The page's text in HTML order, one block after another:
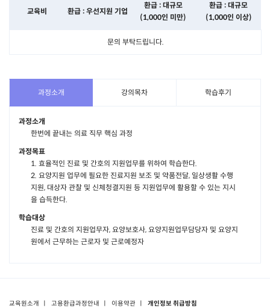
교육비 환급 : 우선지원 기업
환급 : 대규모
(1,000인 미만)
환급 : 대규모
(1,000인 이상)
문의 부탁드립니다.
과정소개 강의목차 학습후기
과정소개
한번에 끝내는 의료 직무 핵심 과정
과정목표
1. 효율적인 진료 및 간호의 지원업무를 위하여 학습한다.
2. 요양지원 업무에 필요한 진료지원 보조 및 약품전달, 일상생활 수행
지원, 대상자 관찰 및 신체청결지원 등 지원업무에 활용할 수 있는 지시
을 습득한다.
학습대상
진료 및 간호의 지원업무자, 요양보호사, 요양지원업무담당자 및 요양지
원에서 근무하는 근로자 및 근로예정자
교육원소개 ㅣ 고용환급과정안내 ㅣ 이용약관 ㅣ 개인정보 취급방침